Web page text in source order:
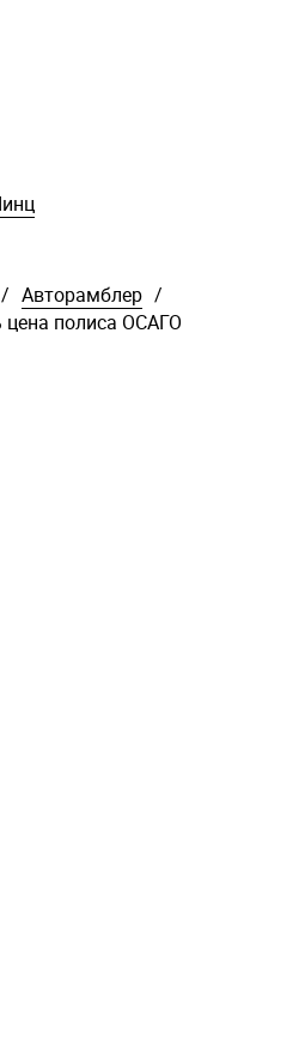
/ Авторамблер /
цена полиса ОСАГО